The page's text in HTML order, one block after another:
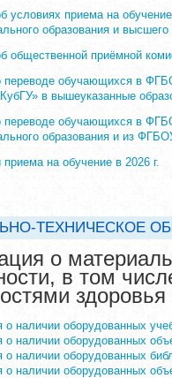
условиях приема на
образования и
общественной приёмной
переводе обучающихся в
в вышеуказанные
переводе обучающихся в
образования и из
на обучение в 2026 г.
ТЕХНИЧЕСКОЕ
о
в том
здоровья
о наличии оборудованных
о наличии оборудованных
о наличии оборудованных
о наличии оборудованных